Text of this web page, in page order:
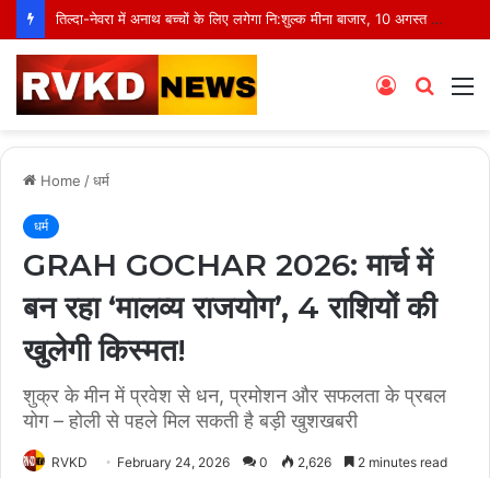
तिल्दा-नेवरा में अनाथ बच्चों के लिए लगेगा नि:शुल्क मीना बाजार, 10 अगस्त को मुस्कानों से सजेगी खास शाम
Search
Log
Home /धर्म
धर्म
GRAH GOCHAR 2026: मार्च में
बन रहा ‘मालव्य राजयोग’, 4 राशियों की
खुलेगी किस्मत!
शुक्र के मीन में प्रवेश से धन, प्रमोशन और सफलता के प्रबल
योग – होली से पहले मिल सकती है बड़ी खुशखबरी
RVKD February 24, 2026 0 2,626 2 minutes read